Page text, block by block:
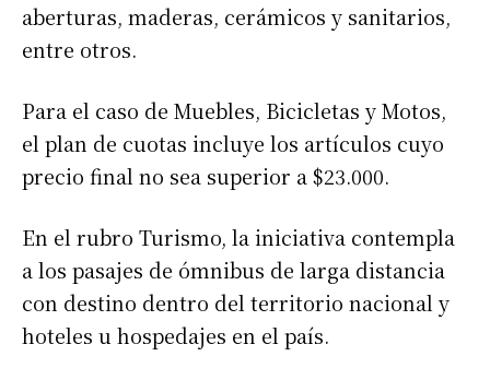
aberturas, maderas, cerámicos y sanitarios,
entre otros.
Para el caso de Muebles, Bicicletas y Motos,
el plan de cuotas incluye los artículos cuyo
precio final no sea superior a $23.000.
En el rubro Turismo, la iniciativa contempla
a los pasajes de ómnibus de larga distancia
con destino dentro del territorio nacional y
hoteles u hospedajes en el país.